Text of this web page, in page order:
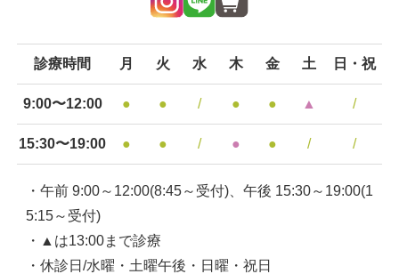
診療時間 月 火 水 木 金 土 日・祝
9:00〜12:00 ● ● / ● ● ▲ /
15:30〜19:00 ● ● / ● ● / /
・午前 9:00～12:00(8:45～受付)、午後 15:30～19:00(1
5:15～受付)
・▲は13:00まで診療
・休診日/水曜・土曜午後・日曜・祝日